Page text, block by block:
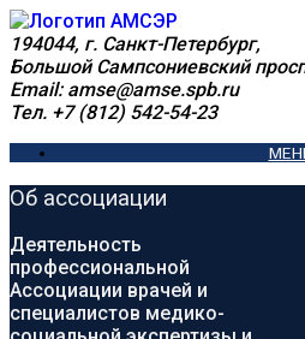
Перейти
к
содержимому
194044, г. Санкт-Петербург,
Большой Сампсониевский
Email: amse@amse.spb.ru
Тел. +7 (812) 542-54-23
Об ассоциации
Деятельность
профессиональной
Ассоциации врачей и
специалистов медико-